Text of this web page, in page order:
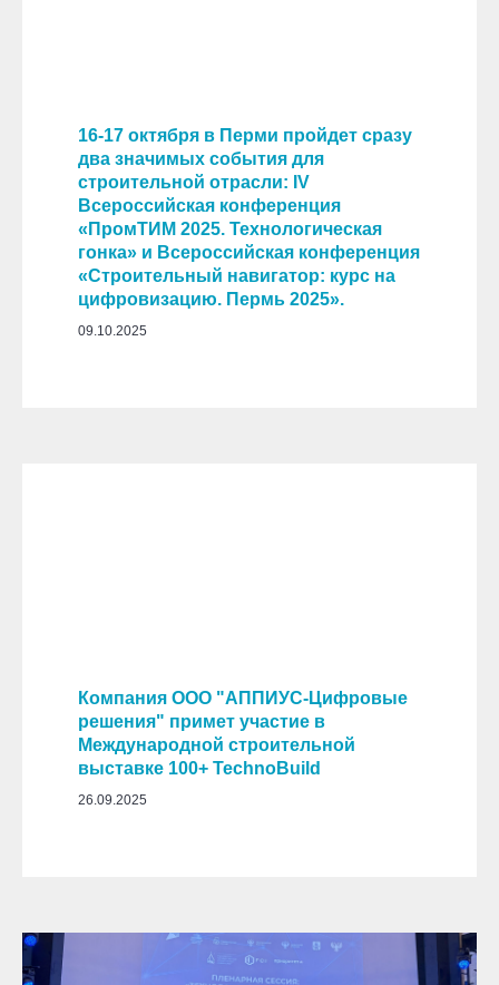
16-17 октября в Перми пройдет сразу
два значимых события для
строительной отрасли: IV
Всероссийская конференция
«ПромТИМ 2025. Технологическая
гонка» и Всероссийская конференция
«Строительный навигатор: курс на
цифровизацию. Пермь 2025».
09.10.2025
Компания ООО "АППИУС-Цифровые
решения" примет участие в
Международной строительной
выставке 100+ TechnoBuild
26.09.2025